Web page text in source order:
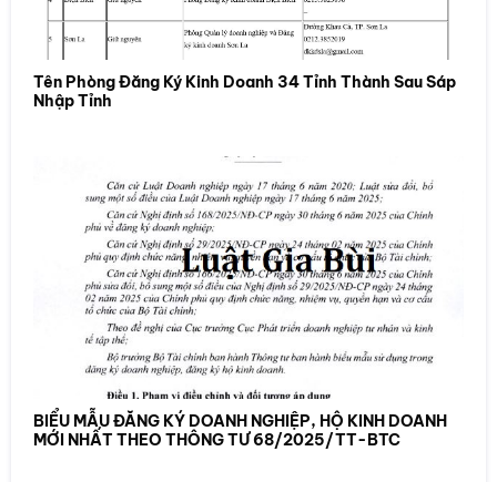
Tên Phòng Đăng Ký Kinh Doanh 34 Tỉnh Thành Sau Sáp
Nhập Tỉnh
BIỂU MẪU ĐĂNG KÝ DOANH NGHIỆP, HỘ KINH DOANH
MỚI NHẤT THEO THÔNG TƯ 68/2025/TT-BTC